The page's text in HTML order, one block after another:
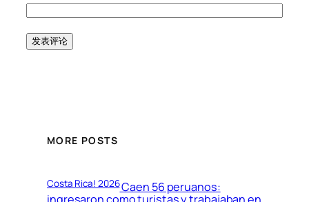
MORE POSTS
Costa Rica! 2026Caen 56 peruanos: